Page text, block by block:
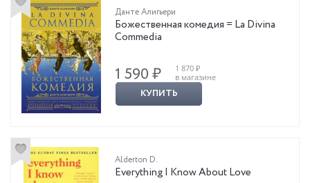
Данте Алигьери
Божественная комедия = La Divina
Commedia
1 590 ₽
1 870 ₽
в магазине
КУПИТЬ
Alderton D.
Everything I Know About Love